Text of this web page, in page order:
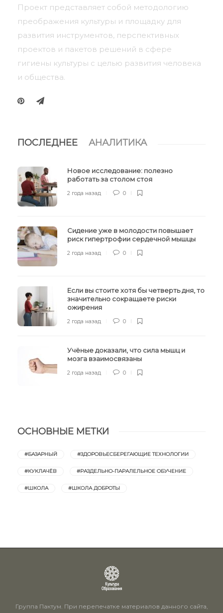
Проект представляет собой методологию
преображения культуры и площадку для
развития инструментов, перспективных
проектов и пакетов решений в сфере
гигиены культуры с целью развития человека
и общества.
ПОСЛЕДНЕЕ АНАЛИТИКА
Новое исследование: полезно
работать за столом стоя
2 года назад 0
Сидение уже в молодости повышает
риск гипертрофии сердечной мышцы
2 года назад 0
Если вы стоите хотя бы четверть дня, то
значительно сокращаете риски
ожирения
2 года назад 0
Учёные доказали, что сила мышц и
мозга взаимосвязаны
2 года назад 0
ОСНОВНЫЕ МЕТКИ
#БАЗАРНЫЙ #ЗДОРОВЬЕСБЕРЕГАЮЩИЕ ТЕХНОЛОГИИ
#КУКЛАЧЁВ #РАЗДЕЛЬНО-ПАРАЛЕЛЬНОЕ ОБУЧЕНИЕ
#ШКОЛА #ШКОЛА ДОБРОТЫ
Группа Пактум. При перепечатке материалов данного сайта,